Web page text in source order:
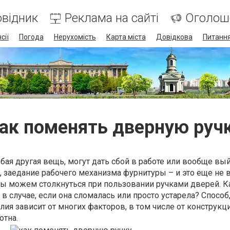
Реклама на сайті
Погода Нерухомість Карта міста Довідкова
поменять дверную
другая вещь, могут дать сбой в работе или вообще
заедание рабочего механизма фурнитуры – и это еще не
столкнуться при пользовании ручками дверей.
случае, если она сломалась или просто устарела? Способ,
зависит от многих факторов, в том числе от